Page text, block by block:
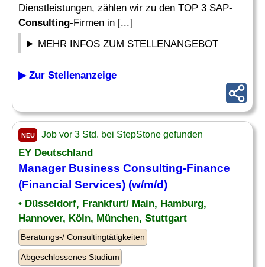
Dienstleistungen, zählen wir zu den TOP 3 SAP-
Consulting-Firmen in [...]
MEHR INFOS ZUM STELLENANGEBOT
▶ Zur Stellenanzeige
NEU Job vor 3 Std. bei StepStone gefunden
EY Deutschland
Manager Business Consulting-Finance
(Financial Services) (w/m/d)
• Düsseldorf, Frankfurt/ Main, Hamburg,
Hannover, Köln, München, Stuttgart
Beratungs-/ Consultingtätigkeiten
Abgeschlossenes Studium